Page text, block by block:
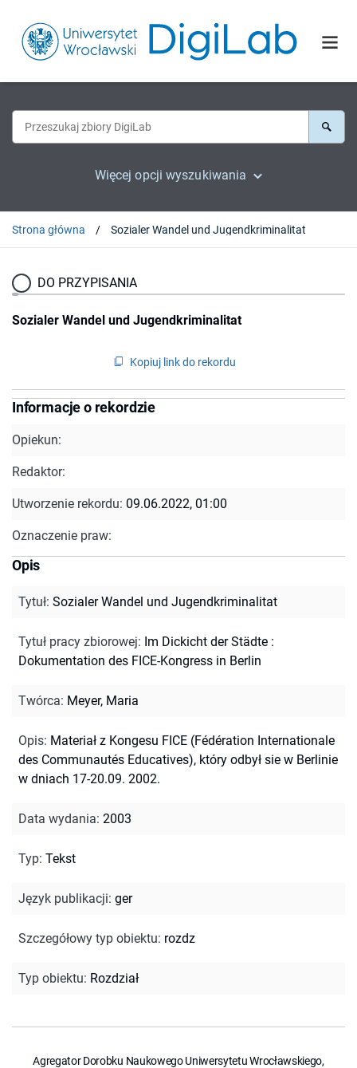
Więcej opcji wyszukiwania
Strona główna Sozialer Wandel und Jugendkriminalitat
DO PRZYPISANIA
Sozialer Wandel und Jugendkriminalitat
Kopiuj link do rekordu
Informacje o rekordzie
Opiekun:
Redaktor:
Utworzenie rekordu: 09.06.2022, 01:00
Oznaczenie praw:
Opis
Tytuł: Sozialer Wandel und Jugendkriminalitat
Tytuł pracy zbiorowej: Im Dickicht der Städte :
Dokumentation des FICE-Kongress in Berlin
Twórca: Meyer, Maria
Opis: Materiał z Kongesu FICE (Fédération Internationale
des Communautés Educatives), który odbył sie w Berlinie
w dniach 17-20.09. 2002.
Data wydania: 2003
Typ: Tekst
Język publikacji: ger
Szczegółowy typ obiektu: rozdz
Typ obiektu: Rozdział
Agregator Dorobku Naukowego Uniwersytetu Wrocławskiego,